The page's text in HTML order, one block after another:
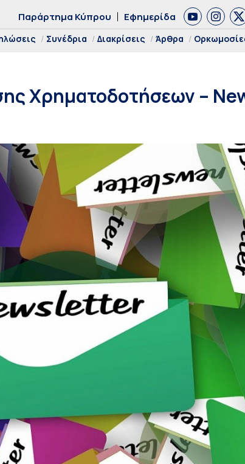
Παράρτημα Κύπρου Εφημερίδα
Συνέδρια Διακρίσεις Άρθρα
Χρηματοδοτήσεων –